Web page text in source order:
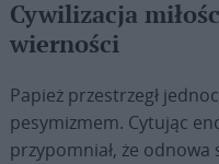
Cywilizacja
wierności
Papież przestrzegł
pesymizmem. Cytując
przypomniał, że odnowa